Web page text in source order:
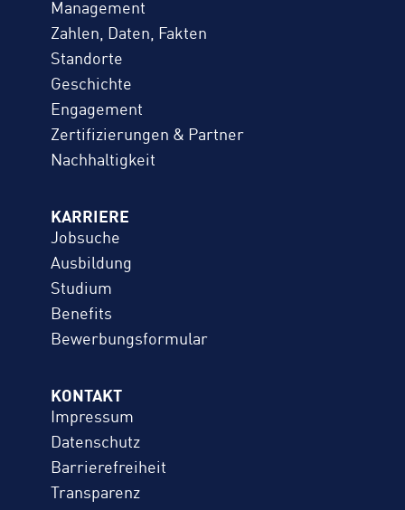
KARRIERE
Jobsuche
Ausbildung
Studium
Benefits
Bewerbungs­formular
Management
Zahlen, Daten, Fakten
Standorte
Geschichte
Engagement
Zertifizierungen & Partner
Nachhaltigkeit
KONTAKT
Impressum
Datenschutz
Barrierefreiheit
Transparenz